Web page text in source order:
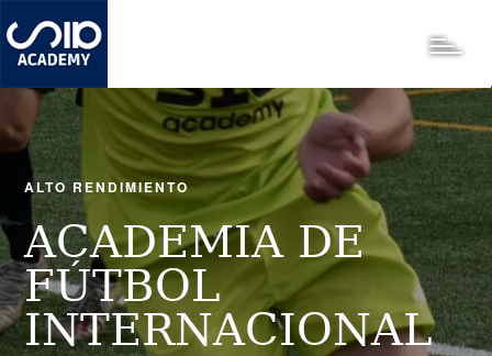
al
contenido
ALTO RENDIMIENTO
ACADEMIA DE
FÚTBOL
INTERNACIONAL